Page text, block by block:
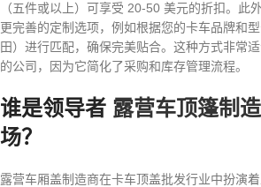
（五件或以上）可享受 20-50 美元的折扣。此
更完善的定制选项，例如根据您的卡车品牌和
田）进行匹配，确保完美贴合。这种方式非常
的公司，因为它简化了采购和库存管理流程。
谁是领导者 露营车顶篷制
场？
露营车厢盖制造商在卡车顶盖批发行业中扮演